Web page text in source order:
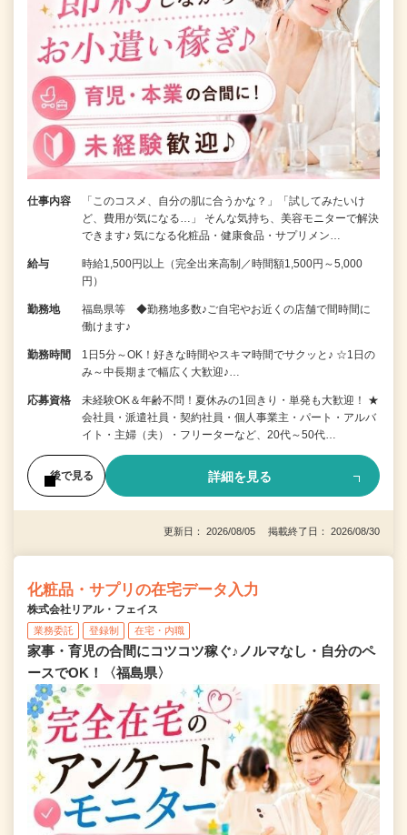
仕事内容
「このコスメ、自分の肌に合うかな？」「試してみたいけ
ど、費用が気になる…」 そんな気持ち、美容モニターで解決
できます♪ 気になる化粧品・健康食品・サプリメン…
給与
時給1,500円以上（完全出来高制／時間額1,500円～5,000
円）
勤務地
福島県等 ◆勤務地多数♪ご自宅やお近くの店舗で間時間に
働けます♪
勤務時間
1日5分～OK！好きな時間やスキマ時間でサクッと♪ ☆1日の
み～中長期まで幅広く大歓迎♪…
応募資格
未経験OK＆年齢不問！夏休みの1回きり・単発も大歓迎！ ★
会社員・派遣社員・契約社員・個人事業主・パート・アルバ
イト・主婦（夫）・フリーターなど、20代～50代…
後で見る 詳細を見る
更新日： 2026/08/05 掲載終了日： 2026/08/30
化粧品・サプリの在宅データ入力
株式会社リアル・フェイス
業務委託 登録制 在宅・内職
家事・育児の合間にコツコツ稼ぐ♪ノルマなし・自分のペ
ースでOK！〈福島県〉